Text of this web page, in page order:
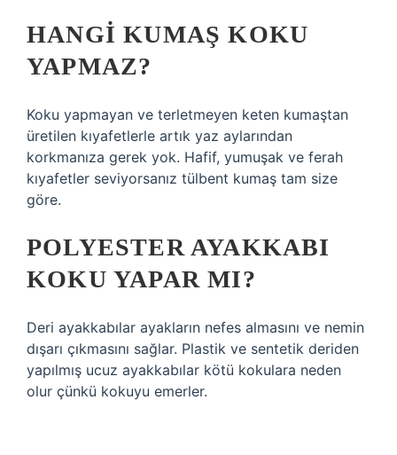
HANGI KUMAŞ KOKU
YAPMAZ?
Koku yapmayan ve terletmeyen keten kumaştan
üretilen kıyafetlerle artık yaz aylarından
korkmanıza gerek yok. Hafif, yumuşak ve ferah
kıyafetler seviyorsanız tülbent kumaş tam size
göre.
POLYESTER AYAKKABI
KOKU YAPAR MI?
Deri ayakkabılar ayakların nefes almasını ve nemin
dışarı çıkmasını sağlar. Plastik ve sentetik deriden
yapılmış ucuz ayakkabılar kötü kokulara neden
olur çünkü kokuyu emerler.